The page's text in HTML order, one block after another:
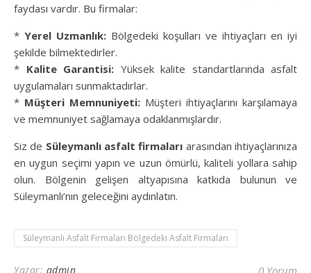
faydası vardır. Bu firmalar:
* Yerel Uzmanlık: Bölgedeki koşulları ve ihtiyaçları en iyi
şekilde bilmektedirler.
* Kalite Garantisi: Yüksek kalite standartlarında asfalt
uygulamaları sunmaktadırlar.
* Müşteri Memnuniyeti: Müşteri ihtiyaçlarını karşılamaya
ve memnuniyet sağlamaya odaklanmışlardır.
Siz de Süleymanlı asfalt firmaları arasından ihtiyaçlarınıza
en uygun seçimi yapın ve uzun ömürlü, kaliteli yollara sahip
olun. Bölgenin gelişen altyapısına katkıda bulunun ve
Süleymanlı’nın geleceğini aydınlatın.
Süleymanlı Asfalt Firmaları Bölgedeki Asfalt Firmaları
Yazar: admin